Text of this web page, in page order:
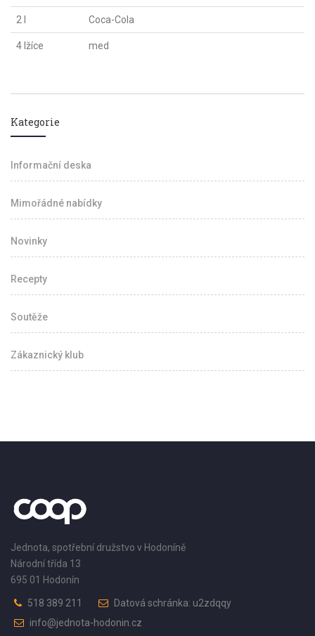
2 l Coca-Cola
4 lžíce med
Kategorie
Informační deska
Mimořádné nabídky
Novinky
Recepty
Soutěže
Zákaznický klub
Jednota, spotřební družstvo v Hodoníně
Národní třída 13
695 01 Hodonín
518 389 211
Datová schránka: u2zdqqy
info@jednota-hodonin.cz